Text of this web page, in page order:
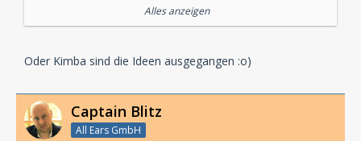
Keine Ahnung, das wissen vermutlich nicht mal die
Macher.
Die 2. Staffel sollte ja auch 10 Folgen umfassen, ist
Alles anzeigen
Oder Kimba sind die Ideen ausgegangen :o)
Captain Blitz
All Ears GmbH